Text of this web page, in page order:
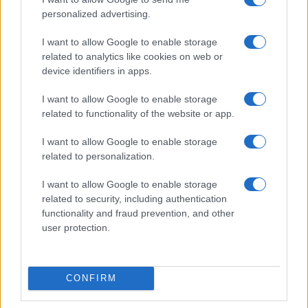
personalized advertising.
I want to allow Google to enable storage
related to analytics like cookies on web or
device identifiers in apps.
I want to allow Google to enable storage
related to functionality of the website or app.
I want to allow Google to enable storage
related to personalization.
I want to allow Google to enable storage
related to security, including authentication
functionality and fraud prevention, and other
user protection.
CONFIRM
Condividi l'articolo
F
a
ce
b
o
o
k
T
w
it
te
r
Pi
n
te
re
st
W
h
at
s
A
p
p
S
a
re
Articolo precedente
Prossimo articolo
Le previsioni meteo per il weekend a Olbia e in
Gallura
Michelle Hunziker in Gallura, bella anche dal
vivo: un amico vip svela come fa